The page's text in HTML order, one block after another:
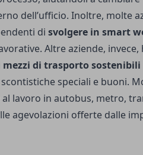
dell’ufficio. Inoltre, molte
di svolgere in smart
Altre aziende,
di trasporto sostenibili
speciali e buoni.
lavoro in autobus, metro,
agevolazioni offerte dalle